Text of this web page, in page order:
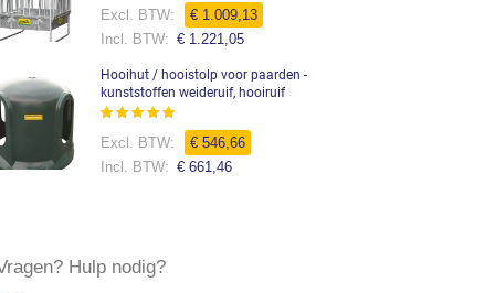
€ 1.009,13
Speciale
€ 1.221,05
Hooihut / hooistolp voor paarden -
kunststoffen weideruif, hooiruif
Waardering:
€ 546,66
€ 661,46
Hulp nodig?